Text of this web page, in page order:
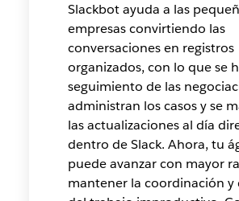
Slackbot ayuda a las
empresas convirtiendo las
conversaciones en registros
organizados, con lo que se
seguimiento de las
administran los casos y se
las actualizaciones al día
dentro de Slack. Ahora, tu
puede avanzar con mayor
mantener la coordinación y